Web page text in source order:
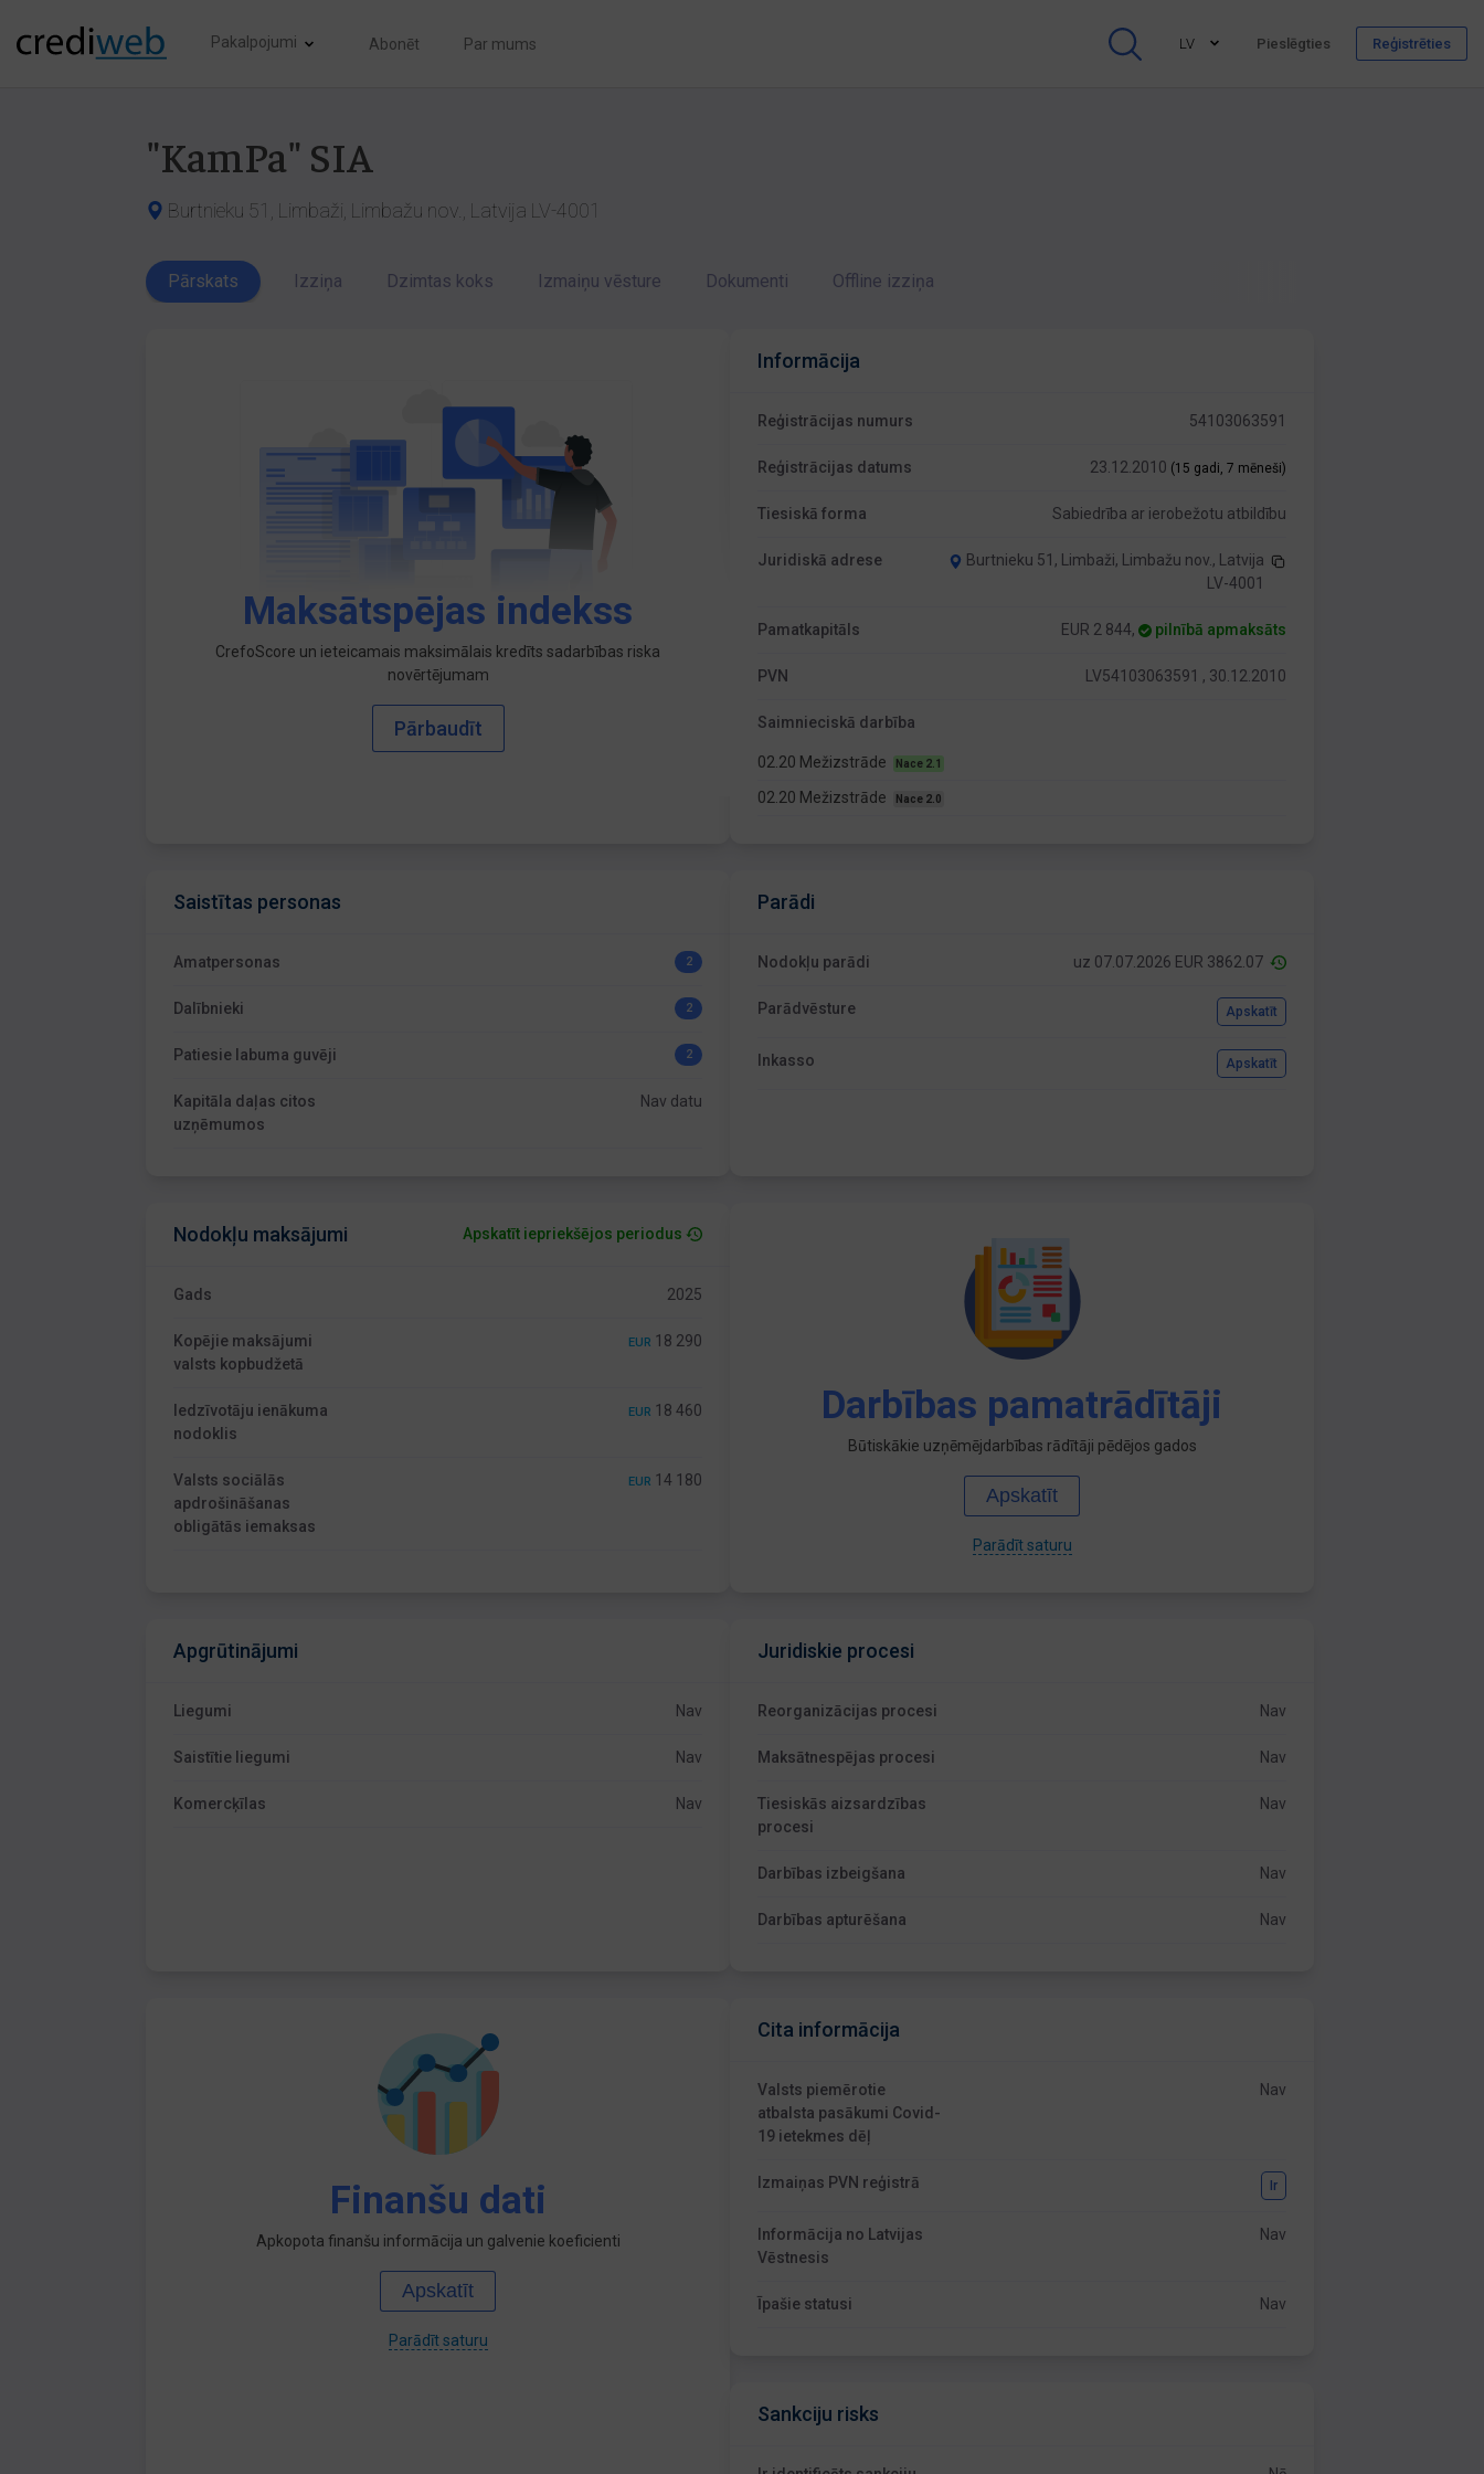
Pakalpojumi Abonēt Par mums LV Pieslēgties Reģistrēties
"KamPa" SIA
Burtnieku 51, Limbaži, Limbažu nov., Latvija LV-4001
Pārskats Izziņa Dzimtas koks Izmaiņu vēsture Dokumenti Offline izziņa
Maksātspējas indekss
CrefoScore un ieteicamais maksimālais kredīts sadarbības riska
novērtējumam
Pārbaudīt
Informācija
Reģistrācijas numurs 54103063591
Reģistrācijas datums 23.12.2010 (15 gadi, 7 mēneši)
Tiesiskā forma Sabiedrība ar ierobežotu atbildību
Juridiskā adrese
Burtnieku 51, Limbaži, Limbažu nov., Latvija
LV-4001
Pamatkapitāls EUR 2 844, pilnībā apmaksāts
PVN LV54103063591 , 30.12.2010
Saimnieciskā darbība
02.20 Mežizstrāde Nace 2.1
02.20 Mežizstrāde Nace 2.0
Saistītas personas
Amatpersonas 2
Dalībnieki 2
Patiesie labuma guvēji 2
Kapitāla daļas citos
uzņēmumos
Nav datu
Parādi
Nodokļu parādi uz 07.07.2026 EUR 3862.07
Parādvēsture Apskatīt
Inkasso Apskatīt
Nodokļu maksājumi Apskatīt iepriekšējos periodus
Gads 2025
Kopējie maksājumi
valsts kopbudžetā
EUR 18 290
Iedzīvotāju ienākuma
nodoklis
EUR 18 460
Valsts sociālās
apdrošināšanas
obligātās iemaksas
EUR 14 180
Darbības pamatrādītāji
Būtiskākie uzņēmējdarbības rādītāji pēdējos gados
Apskatīt
Parādīt saturu
Apgrūtinājumi
Liegumi Nav
Saistītie liegumi Nav
Komercķīlas Nav
Juridiskie procesi
Reorganizācijas procesi Nav
Maksātnespējas procesi Nav
Tiesiskās aizsardzības
procesi
Nav
Darbības izbeigšana Nav
Darbības apturēšana Nav
Finanšu dati
Apkopota finanšu informācija un galvenie koeficienti
Apskatīt
Parādīt saturu
Cita informācija
Valsts piemērotie
atbalsta pasākumi Covid-
19 ietekmes dēļ
Nav
Izmaiņas PVN reģistrā Ir
Informācija no Latvijas
Vēstnesis
Nav
Īpašie statusi Nav
Sankciju risks